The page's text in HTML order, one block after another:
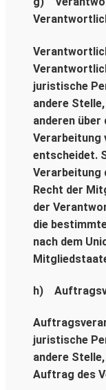
juristische
andere
anderen über
Verarbeitung
entscheidet.
Verarbeitung
Recht der
der
die
nach dem
h)
juristische
andere
Auftrag des